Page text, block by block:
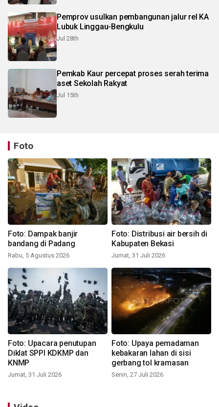
Pemprov usulkan pembangunan jalur rel KA
Lubuk Linggau-Bengkulu
Jul 28th
Pemkab Kaur percepat proses serah terima
aset Sekolah Rakyat
Jul 15th
Foto
Foto: Dampak banjir
bandang di Padang
Rabu, 5 Agustus 2026
Foto: Distribusi air bersih di
Kabupaten Bekasi
Jumat, 31 Juli 2026
Foto: Upacara penutupan
Diklat SPPI KDKMP dan
KNMP
Jumat, 31 Juli 2026
Foto: Upaya pemadaman
kebakaran lahan di sisi
gerbang tol kramasan
Senin, 27 Juli 2026